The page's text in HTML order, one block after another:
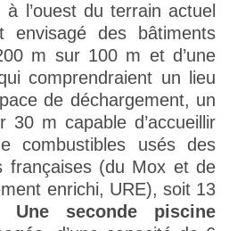
l’ouest du terrain actuel
envisagé des bâtiments
m sur 100 m et d’une
comprendraient un lieu
de déchargement, un
30 m capable d’accueillir
combustibles usés des
françaises (du Mox et de
enrichi, URE), soit 13
Une seconde piscine